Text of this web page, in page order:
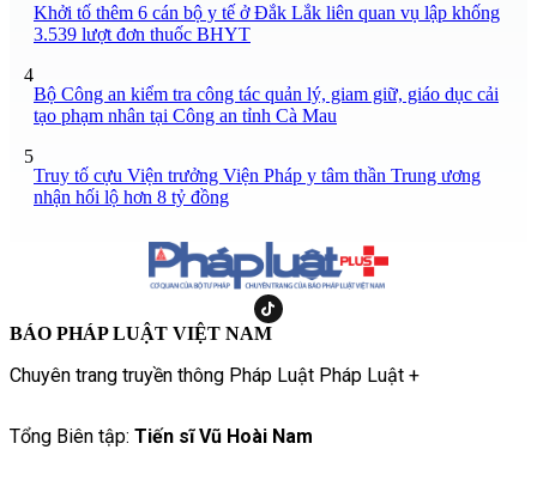
Khởi tố thêm 6 cán bộ y tế ở Đắk Lắk liên quan vụ lập khống
3.539 lượt đơn thuốc BHYT
4
Bộ Công an kiểm tra công tác quản lý, giam giữ, giáo dục cải
tạo phạm nhân tại Công an tỉnh Cà Mau
5
Truy tố cựu Viện trưởng Viện Pháp y tâm thần Trung ương
nhận hối lộ hơn 8 tỷ đồng
BÁO PHÁP LUẬT VIỆT NAM
Chuyên trang truyền thông Pháp Luật Pháp Luật +
Tổng Biên tập: Tiến sĩ Vũ Hoài Nam